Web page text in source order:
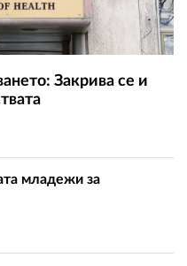
Закрива се и
младежи за